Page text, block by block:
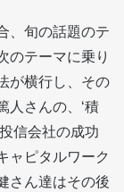
、旬の話題のテ
のテーマに乗り
が横行し、その
人さんの、‘積
信会社の成功
ャピタルワーク
さん達はその後